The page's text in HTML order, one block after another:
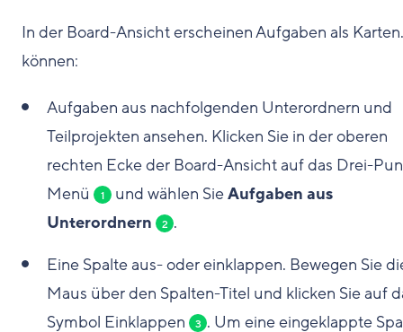
In der Board-Ansicht erscheinen Aufgaben als
können:
Aufgaben aus nachfolgenden Unterordnern und
Teilprojekten ansehen. Klicken Sie in der oberen
rechten Ecke der Board-Ansicht auf das Drei-
Menü
1 und wählen SieAufgaben aus
Unterordnern
2 .
Eine Spalte aus- oder einklappen. Bewegen Sie
Maus über den Spalten-Titel und klicken Sie auf
Symbol Einklappen
3 . Um eine eingeklappte